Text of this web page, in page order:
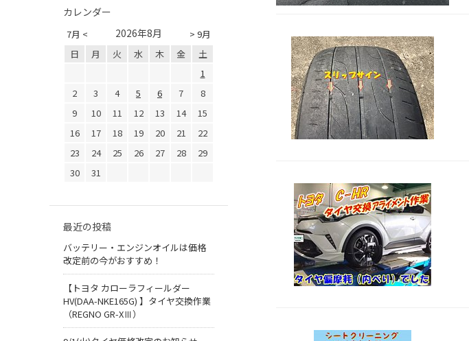
カレンダー
7月 < > 9月
2026年8月
日 月 火 水 木 金
土
1
2
3 4 5 6 7
8
9
10 11 12 13 14
15
16
17 18 19 20 21
22
23
24 25 26 27 28
29
30
31
最近の投稿
バッテリー・エンジンオイルは価格
改定前の今がおすすめ！
【トヨタ カローラフィールダー
HV(DAA-NKE165G) 】タイヤ交換作業
（REGNO GR-XⅢ）